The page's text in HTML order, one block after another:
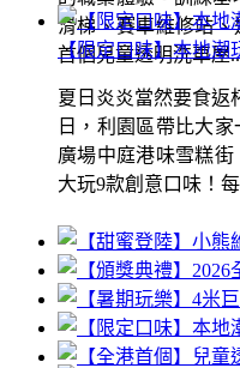
滑梯、賽車維修站
首個兒童透明洗車屋
【限定口味】本地潮
夏日炎炎當然要食返
日，利園區帶比大
廣場中庭港味雪糕街
大玩9款創意口味！